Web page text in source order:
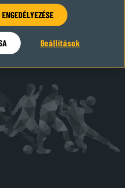
visszatérünk
Beállítások